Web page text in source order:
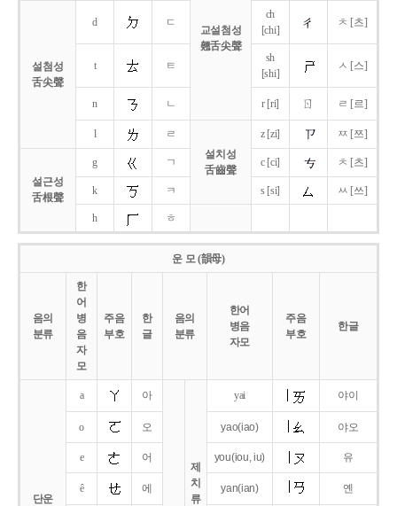
교설첨성
翹舌尖聲
설첨성
舌尖聲
d ㄷ
ch
[chi]
ㅊ [츠]
t ㅌ
sh
[shi]
ㅅ [스]
n ㄴ r [ri] ㄖ ㄹ [르]
l
ㄹ
설치성
舌齒聲
z [zi] ㅉ [쯔]
설근성
舌根聲
g ㄱ c [ci] ㅊ [츠]
k ㅋ s [si] ㅆ [쓰]
h ㅎ
운 모 (韻母)
음의
분류
한
어
병
음
자
모
주음
부호
한
글
음의
분류
한어
병음
자모
주음
부호
한글
단운
a 아
제
치
류
yai 야이
o 오 yao(iao) 야오
e 어 you(iou,iu) 유
ê 에 yan(ian) 옌